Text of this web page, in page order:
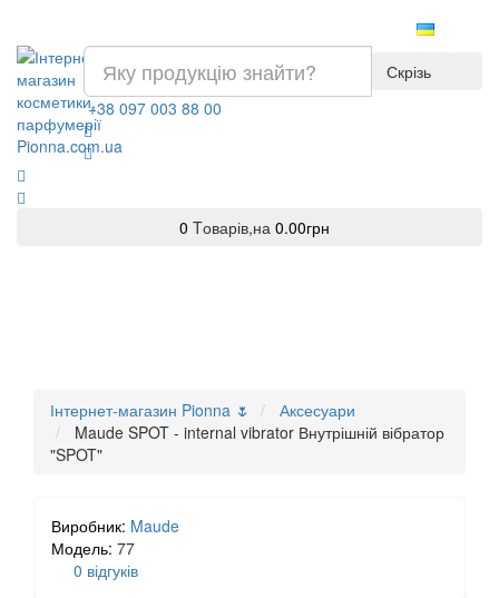
Скрізь
+38 097 003 88 00
0 Tоварів,на 0.00грн
Інтернет-магазин Pionna 🌷
Аксесуари
Maude SPOT - internal vibrator Внутрішній вібратор
"SPOT"
Виробник: Maude
Модель: 77
0 відгуків